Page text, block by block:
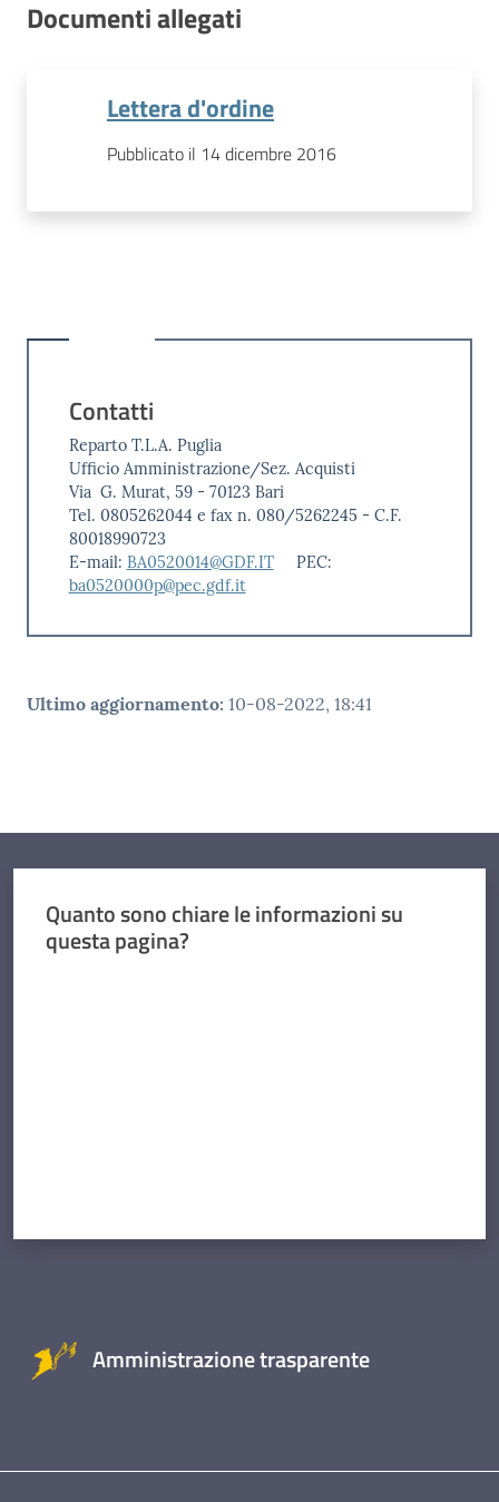
Documenti allegati
Lettera d'ordine
Pubblicato il 14 dicembre 2016
Contatti
Reparto T.L.A. Puglia
Ufficio Amministrazione/Sez. Acquisti
Via G. Murat, 59 - 70123 Bari
Tel. 0805262044 e fax n. 080/5262245 - C.F.
80018990723
E-mail: BA0520014@GDF.IT
PEC:
ba0520000p@pec.gdf.it
Ultimo aggiornamento: 10-08-2022, 18:41
Quanto sono chiare le informazioni su
questa pagina?
Amministrazione trasparente